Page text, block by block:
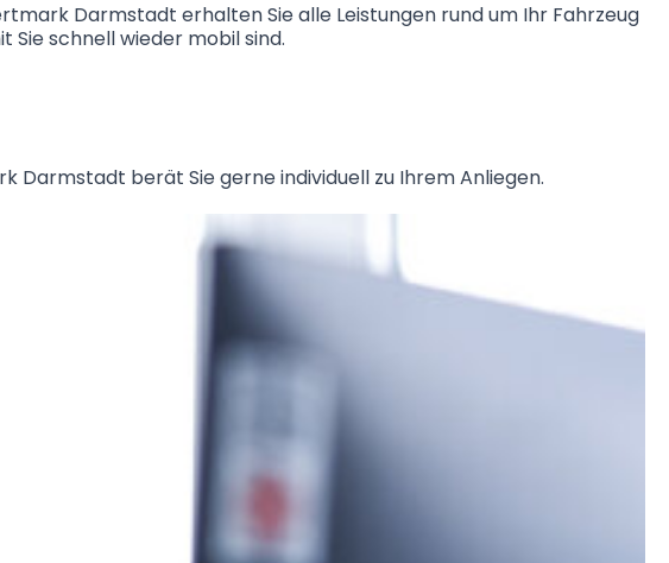
Darmstadt erhalten Sie alle Leistungen rund um Ihr Fahrzeug
Sie schnell wieder mobil sind.
Darmstadt berät Sie gerne individuell zu Ihrem Anliegen.